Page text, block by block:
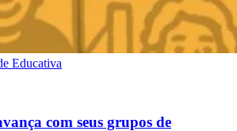
Educativa
com seus grupos de